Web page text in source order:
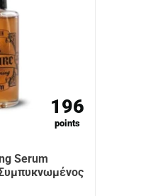
196
points
Serum